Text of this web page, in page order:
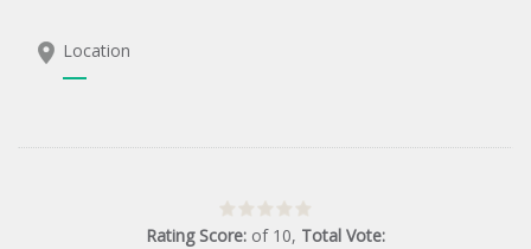
Location
Rating Score: of 10, Total Vote: